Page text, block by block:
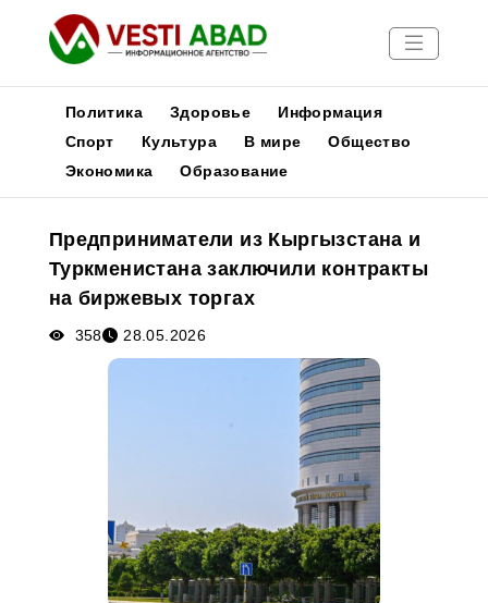
Новости
Медиа
Афиша
Политика Здоровье
Информация
Спорт
Культура В мире
Общество
Экономика
Образование
Предприниматели из Кыргызстана и
Туркменистана заключили контракты
на биржевых торгах
358 28.05.2026